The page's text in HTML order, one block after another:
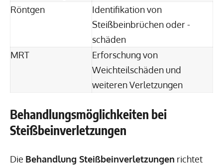
Röntgen
Identifikation von
Steißbeinbrüchen oder -
schäden
MRT
Erforschung von
Weichteilschäden und
weiteren Verletzungen
Behandlungsmöglichkeiten bei
Steißbeinverletzungen
Die Behandlung Steißbeinverletzungen richtet